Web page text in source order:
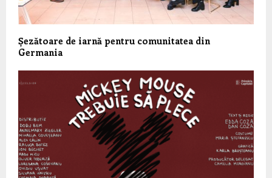
Șezătoare de iarnă pentru comunitatea din
Germania